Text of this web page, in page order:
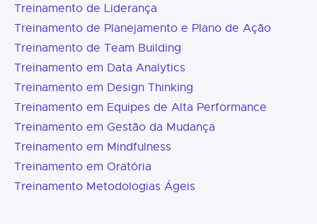
Treinamento de Liderança
Treinamento de Planejamento e Plano de Ação
Treinamento de Team Building
Treinamento em Data Analytics
Treinamento em Design Thinking
Treinamento em Equipes de Alta Performance
Treinamento em Gestão da Mudança
Treinamento em Mindfulness
Treinamento em Oratória
Treinamento Metodologias Ágeis